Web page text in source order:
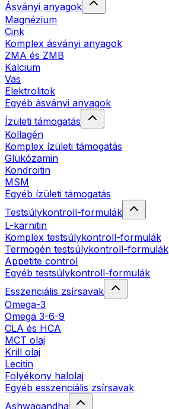
Ásványi anyagok
Magnézium
Cink
Komplex ásványi anyagok
ZMA és ZMB
Kalcium
Vas
Elektrolitok
Egyéb ásványi anyagok
Ízületi támogatás
Kollagén
Komplex ízületi támogatás
Glükózamin
Kondroitin
MSM
Egyéb ízületi támogatás
Testsúlykontroll-formulák
L-karnitin
Komplex testsúlykontroll-formulák
Termogén testsúlykontroll-formulák
Appetite control
Egyéb testsúlykontroll-formulák
Esszenciális zsírsavak
Omega-3
Omega 3-6-9
CLA és HCA
MCT olaj
Krill olaj
Lecitin
Folyékony halolaj
Egyéb esszenciális zsírsavak
Ashwagandha